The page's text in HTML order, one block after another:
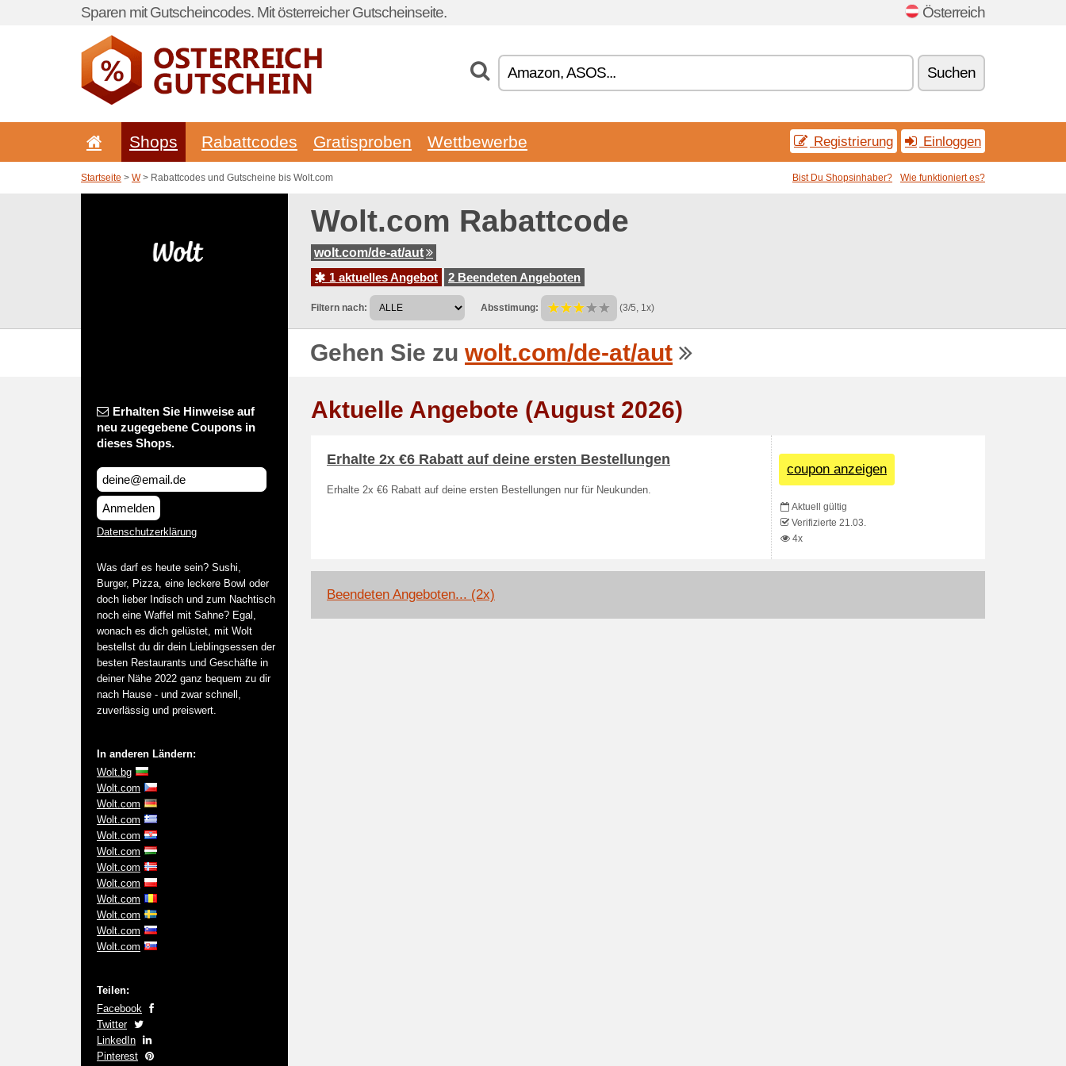
Sparen mit Gutscheincodes. Mit österreicher Gutscheinseite. Österreich
Suchen
Shops Rabattcodes Gratisproben Wettbewerbe Registrierung Einloggen
Startseite > W> Rabattcodes und Gutscheine bis Wolt.com Bist Du Shopsinhaber? Wie funktioniert es?
Wolt.com Rabattcode
wolt.com/de-at/aut
1 aktuelles Angebot
2 Beendeten Angeboten
Filtern nach: Absstimung: (3/5, 1x)
Gehen Sie zu wolt.com/de-at/aut
Erhalten Sie Hinweise auf
neu zugegebene Coupons in
dieses Shops.
Anmelden
Datenschutzerklärung
Was darf es heute sein? Sushi,
Burger, Pizza, eine leckere Bowl oder
doch lieber Indisch und zum Nachtisch
noch eine Waffel mit Sahne? Egal,
wonach es dich gelüstet, mit Wolt
bestellst du dir dein Lieblingsessen der
besten Restaurants und Geschäfte in
deiner Nähe 2022 ganz bequem zu dir
nach Hause - und zwar schnell,
zuverlässig und preiswert.
In anderen Ländern:
Wolt.bg
Wolt.com
Wolt.com
Wolt.com
Wolt.com
Wolt.com
Wolt.com
Wolt.com
Wolt.com
Wolt.com
Wolt.com
Wolt.com
Teilen:
Facebook
Twitter
LinkedIn
Pinterest
Aktuelle Angebote (August 2026)
Erhalte 2x €6 Rabatt auf deine ersten Bestellungen
Erhalte 2x €6 Rabatt auf deine ersten Bestellungen nur für Neukunden.
coupon anzeigen
Aktuell gültig
Verifizierte 21.03.
4x
Beendeten Angeboten... (2x)